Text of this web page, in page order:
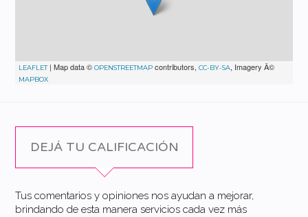
LEAFLET| Map data ©OPENSTREETMAP contributors,CC-BY-SA, Imagery Â©
MAPBOX
DEJÁ TU CALIFICACIÓN
Tus comentarios y opiniones nos ayudan a mejorar,
brindando de esta manera servicios cada vez más